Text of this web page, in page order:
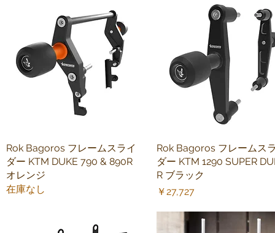
クイックビュー
Rok Bagoros フレームスライ
ダー KTM DUKE 790 & 890R
オレンジ
在庫なし
クイックビュー
Rok Bagoros フレームス
ダー KTM 1290 SUPER
R ブラック
価格
￥27,727